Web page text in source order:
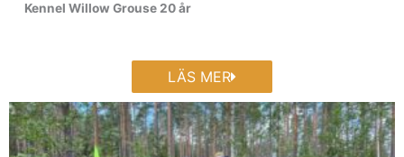
Kennel Willow Grouse 20 år
LÄS MER